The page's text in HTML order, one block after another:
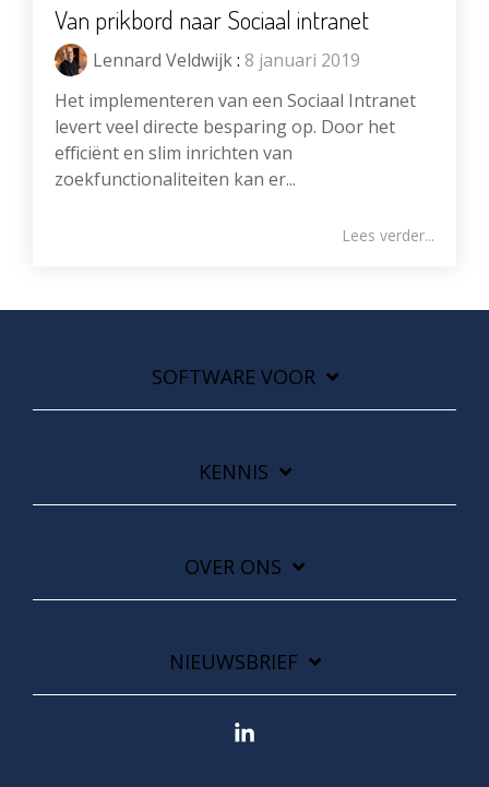
Van prikbord naar Sociaal intranet
Lennard Veldwijk: 8 januari 2019
Het implementeren van een Sociaal Intranet
levert veel directe besparing op. Door het
efficiënt en slim inrichten van
zoekfunctionaliteiten kan er...
Lees verder...
SOFTWARE VOOR
KENNIS
OVER ONS
NIEUWSBRIEF